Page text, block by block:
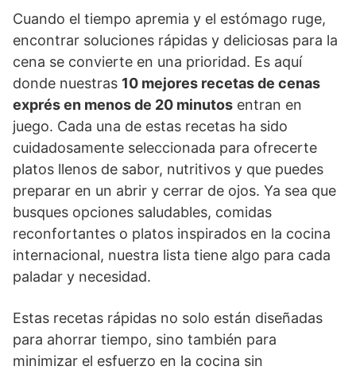
Cuando el tiempo apremia y el estómago ruge,
encontrar soluciones rápidas y deliciosas para la
cena se convierte en una prioridad. Es aquí
donde nuestras 10 mejores recetas de cenas
exprés en menos de 20 minutos entran en
juego. Cada una de estas recetas ha sido
cuidadosamente seleccionada para ofrecerte
platos llenos de sabor, nutritivos y que puedes
preparar en un abrir y cerrar de ojos. Ya sea que
busques opciones saludables, comidas
reconfortantes o platos inspirados en la cocina
internacional, nuestra lista tiene algo para cada
paladar y necesidad.
Estas recetas rápidas no solo están diseñadas
para ahorrar tiempo, sino también para
minimizar el esfuerzo en la cocina sin